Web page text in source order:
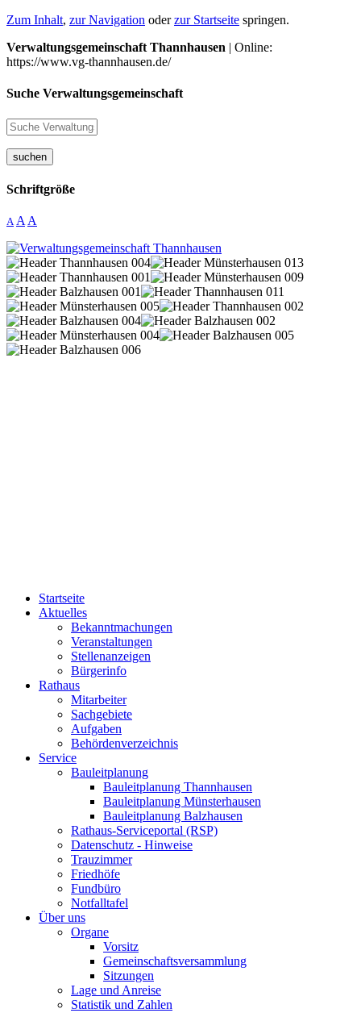
Zum Inhalt, zur Navigation oderzur Startseite springen.
Verwaltungsgemeinschaft Thannhausen | Online:
https://www.vg-thannhausen.de/
Suche Verwaltungsgemeinschaft
suchen
Schriftgröße
A A A
Startseite
Aktuelles
Bekanntmachungen
Veranstaltungen
Stellenanzeigen
Bürgerinfo
Rathaus
Mitarbeiter
Sachgebiete
Aufgaben
Behördenverzeichnis
Service
Bauleitplanung
Bauleitplanung Thannhausen
Bauleitplanung Münsterhausen
Bauleitplanung Balzhausen
Rathaus-Serviceportal (RSP)
Datenschutz - Hinweise
Trauzimmer
Friedhöfe
Fundbüro
Notfalltafel
Über uns
Organe
Vorsitz
Gemeinschaftsversammlung
Sitzungen
Lage und Anreise
Statistik und Zahlen